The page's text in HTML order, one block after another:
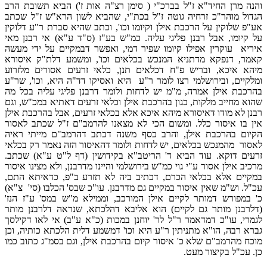
והנה מרן החיד"א ז"ל בברכ"י ( סימן רצ"ה אות ז') הביא תשובת הרב
הגדול מוהר"כ זרחיה גוטה ז"ל בכת"י, שהביא לשון הרא"ש ז"ל שכתב
אע"פ שלוקין על הרכבת אילן וקיומו וכו', וכתב שהיא סברת ר"ע דלוקין
על קיומו, אבל רבנן פליגי עליה. כמ"ש בע"ז (ס"ד ע"א) אי רבנן מאי
איריא עוקרין אפילו קיומו שפיר דמי, ואפשר דבמקיים על ידי מעשה
קאמר, דנפקא מדתניא המנכש בכלאים וכו', ומשמע דלת"ק איסורא
מיהא איכא, ובריש פ"ח דכלאים תנן, כלאי זרעים אסורים מלזרוע
ומלקיים, ובירושלמי רצו לומר ר"ע היא ואסיקו דד"ה היא, וכו', שר"ע
בהרכבת אילן אמרה, מ"מ יש לדחות ולומר דרבנן פליגי עליה בכל מה
שהוא מחייב מלקות, כגון בהרכבת אילן וכלאי זרעים דאתיא במכ"ש, וגם
רבנן לא מודו דאיסורא מיהא איכא אלא בכלאי זרעים, אבל בהרכבת אילן
אין בו איסור כלל. ומשום הכי לא מצאנו להרמב"ם ז"ל שכתב לאסור
הקיום בהרכבת אילן, והרב כסף משנה דכתב דהרמב"ם מייתי ראיה
לאסור מהמנכש בכלאים, יש לדחות ולומר דהאיסור הזה נאמר רק בכלאי
זרעים דוקא. עוד הביא ד' הריטב"א בקידושין (דף ל"ט ע"א) שכתב.
מרכיב אילן אסור ע"י גוי כמ"ש בירושלמי והיינו מדרבנן, ולא מצינו איסור
במקיים אלא בכלאי הכרם, דכתיב ביה לא תזרע ב"פ, כדאיתא התם,
עכ"ל. וש"מ שאין איסור במקיים גם מדרבנן. עו"כ שבס' הכלבו (סי' צ"א)
כ' במפורש דמותר לקיים אילן המורכב, וממילא מ"ש במס' ע"ז הנז'
(דלרבנן מותר גם לקיים) הוא אליבא דהלכתא, שנראה דלרבנן מותר
לגמרי, עו"כ דמדאמר ר"ל לר' יוחנן במכות (כ"א ע"ב) אי לאו דקילסך
גברא רבה, הו"א מתניתין ר"ע היא וכו' דמשמע דלית הלכתא כותיה, וכן
מוכח מהרמב"ם שלא כ' איסור קיום בהרכבת אילן, וגם בסמ"ג כתוב כמו
כן. עכ"ל בקיצור מעט.